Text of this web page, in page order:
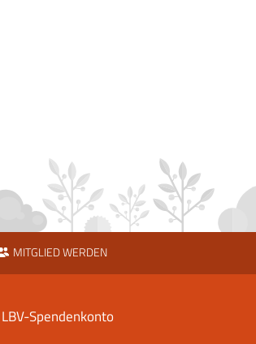
MITGLIED WERDEN
LBV-Spendenkonto